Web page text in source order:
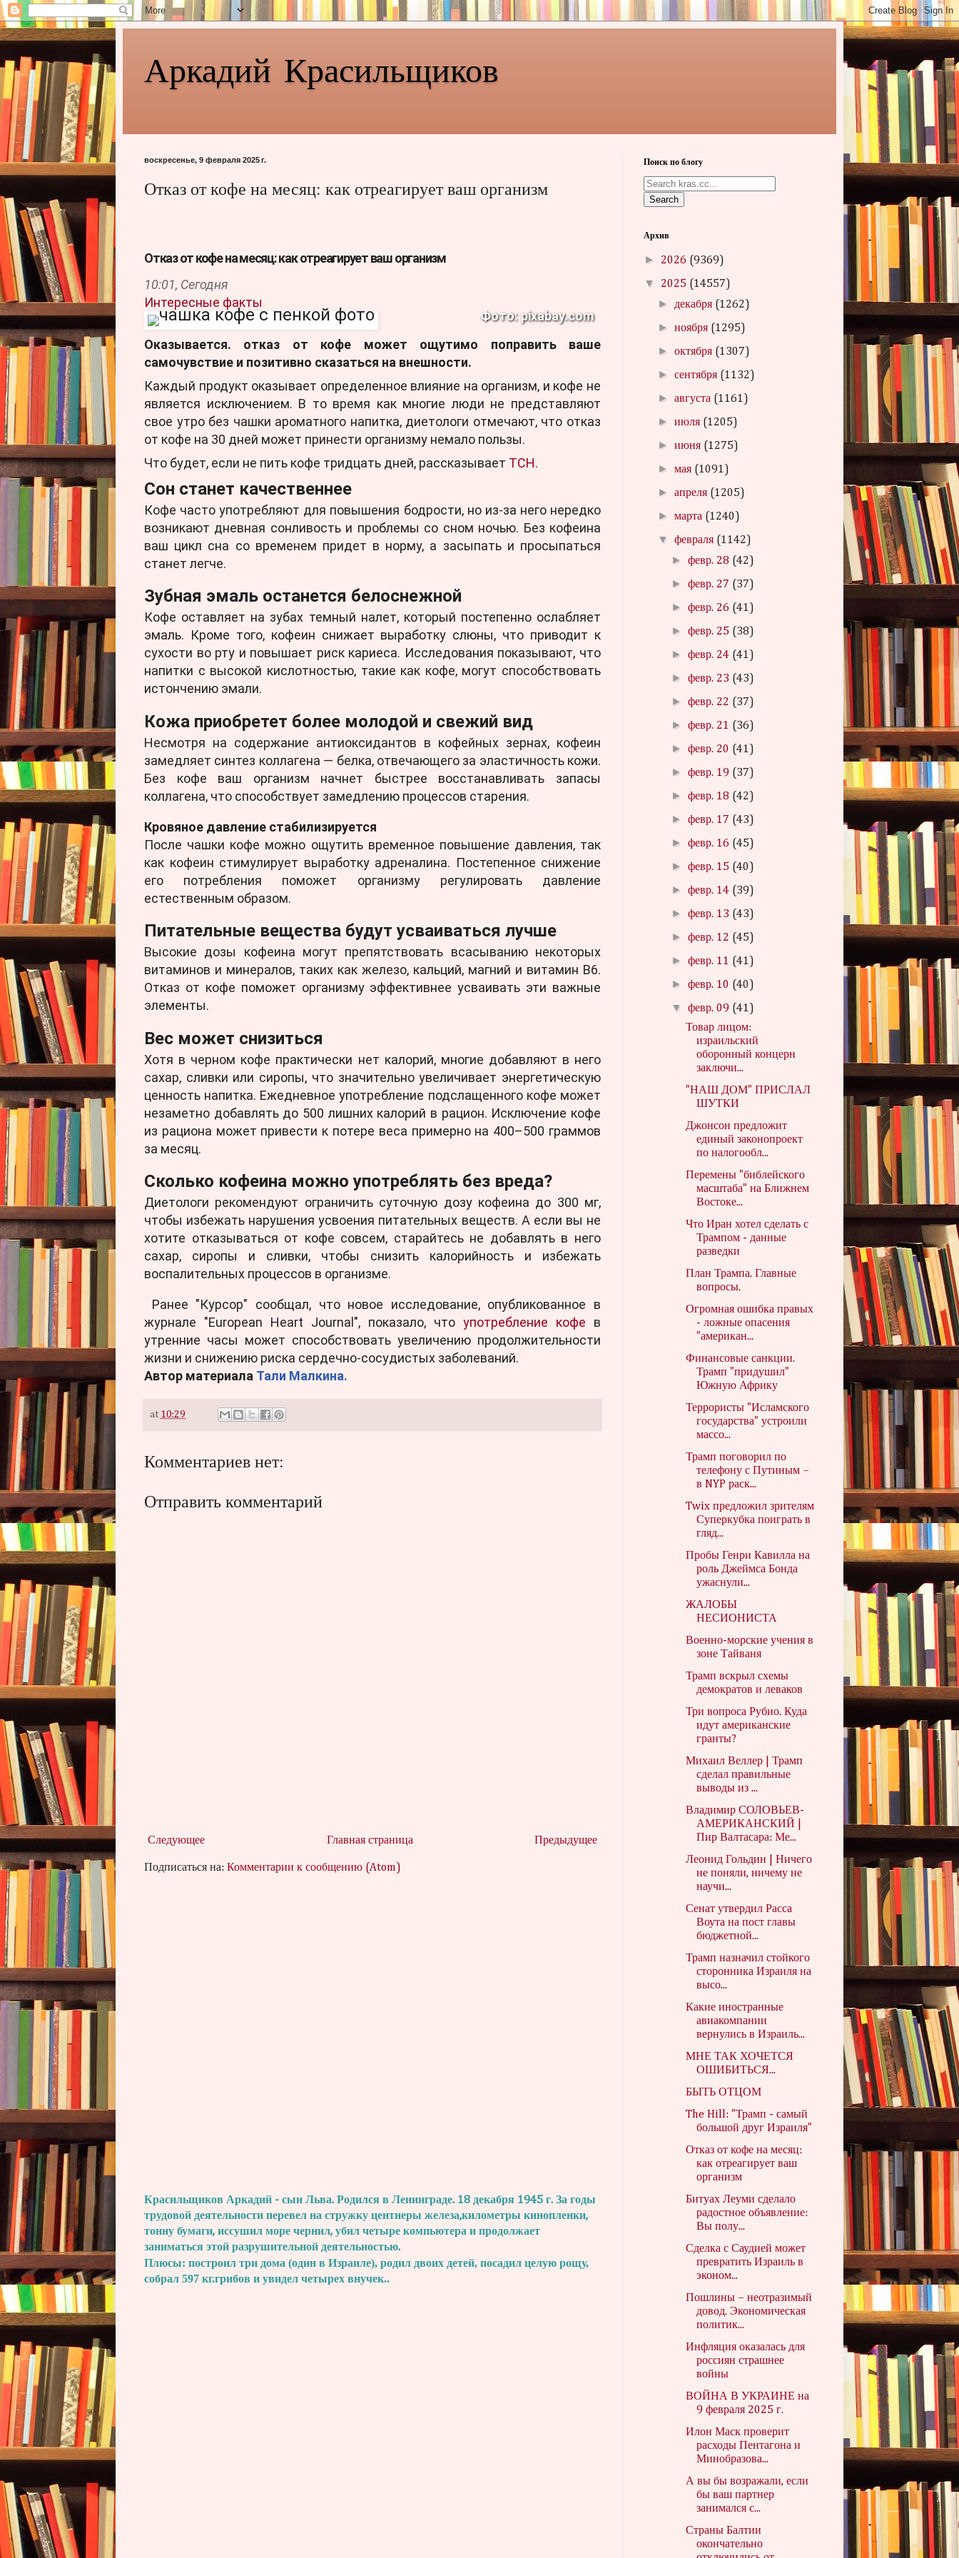
Аркадий Красильщиков
воскресенье, 9 февраля 2025 г.
Отказ от кофе на месяц: как отреагирует ваш организм
Отказ от кофе на месяц: как отреагирует ваш организм
10:01, Сегодня
Интересные факты
Фото: pixabay.com
Оказывается. отказ от кофе может ощутимо поправить ваше
самочувствие и позитивно сказаться на внешности.
Каждый продукт оказывает определенное влияние на организм, и кофе не
является исключением. В то время как многие люди не представляют
свое утро без чашки ароматного напитка, диетологи отмечают, что отказ
от кофе на 30 дней может принести организму немало пользы.
Что будет, если не пить кофе тридцать дней, рассказывает ТСН.
Сон станет качественнее
Кофе часто употребляют для повышения бодрости, но из-за него нередко
возникают дневная сонливость и проблемы со сном ночью. Без кофеина
ваш цикл сна со временем придет в норму, а засыпать и просыпаться
станет легче.
Зубная эмаль останется белоснежной
Кофе оставляет на зубах темный налет, который постепенно ослабляет
эмаль. Кроме того, кофеин снижает выработку слюны, что приводит к
сухости во рту и повышает риск кариеса. Исследования показывают, что
напитки с высокой кислотностью, такие как кофе, могут способствовать
истончению эмали.
Кожа приобретет более молодой и свежий вид
Несмотря на содержание антиоксидантов в кофейных зернах, кофеин
замедляет синтез коллагена — белка, отвечающего за эластичность кожи.
Без кофе ваш организм начнет быстрее восстанавливать запасы
коллагена, что способствует замедлению процессов старения.
Кровяное давление стабилизируется
После чашки кофе можно ощутить временное повышение давления, так
как кофеин стимулирует выработку адреналина. Постепенное снижение
его потребления поможет организму регулировать давление
естественным образом.
Питательные вещества будут усваиваться лучше
Высокие дозы кофеина могут препятствовать всасыванию некоторых
витаминов и минералов, таких как железо, кальций, магний и витамин B6.
Отказ от кофе поможет организму эффективнее усваивать эти важные
элементы.
Вес может снизиться
Хотя в черном кофе практически нет калорий, многие добавляют в него
сахар, сливки или сиропы, что значительно увеличивает энергетическую
ценность напитка. Ежедневное употребление подслащенного кофе может
незаметно добавлять до 500 лишних калорий в рацион. Исключение кофе
из рациона может привести к потере веса примерно на 400–500 граммов
за месяц.
Сколько кофеина можно употреблять без вреда?
Диетологи рекомендуют ограничить суточную дозу кофеина до 300 мг,
чтобы избежать нарушения усвоения питательных веществ. А если вы не
хотите отказываться от кофе совсем, старайтесь не добавлять в него
сахар, сиропы и сливки, чтобы снизить калорийность и избежать
воспалительных процессов в организме.
Ранее "Курсор" сообщал, что новое исследование, опубликованное в
журнале "European Heart Journal", показало, что употребление кофе в
утренние часы может способствовать увеличению продолжительности
жизни и снижению риска сердечно-сосудистых заболеваний.
Автор материала Тали Малкина.
at 10:29
Комментариев нет:
Отправить комментарий
Следующее Предыдущее
Главная страница
Подписаться на: Комментарии к сообщению (Atom)
Красильщиков Аркадий - сын Льва. Родился в Ленинграде. 18 декабря 1945 г. За годы
трудовой деятельности перевел на стружку центнеры железа,километры кинопленки,
тонну бумаги, иссушил море чернил, убил четыре компьютера и продолжает
заниматься этой разрушительной деятельностью.
Плюсы: построил три дома (один в Израиле), родил двоих детей, посадил целую рощу,
собрал 597 кг.грибов и увидел четырех внучек..
Поиск по блогу
Search
Архив
► 2026 (9369)
▼ 2025 (14557)
► декабря (1262)
►ноября (1295)
►октября (1307)
►сентября (1132)
►августа (1161)
►июля (1205)
►июня (1275)
►мая (1091)
►апреля (1205)
►марта (1240)
▼февраля (1142)
►февр. 28 (42)
►февр. 27 (37)
►февр. 26 (41)
►февр. 25 (38)
►февр. 24 (41)
►февр. 23 (43)
►февр. 22 (37)
►февр. 21 (36)
►февр. 20 (41)
►февр. 19 (37)
►февр. 18 (42)
►февр. 17 (43)
►февр. 16 (45)
►февр. 15 (40)
►февр. 14 (39)
►февр. 13 (43)
►февр. 12 (45)
►февр. 11 (41)
►февр. 10 (40)
▼февр. 09 (41)
Товар лицом:
израильский
оборонный концерн
заключи...
"НАШ ДОМ" ПРИСЛАЛ
ШУТКИ
Джонсон предложит
единый законопроект
по налогообл...
Перемены "библейского
масштаба" на Ближнем
Востоке...
Что Иран хотел сделать с
Трампом - данные
разведки
План Трампа. Главные
вопросы.
Огромная ошибка правых
- ложные опасения
"американ...
Финансовые санкции.
Трамп "придушил"
Южную Африку
Террористы "Исламского
государства" устроили
массо...
Трамп поговорил по
телефону с Путиным –
в NYP раск...
Twix предложил зрителям
Суперкубка поиграть в
гляд...
Пробы Генри Кавилла на
роль Джеймса Бонда
ужаснули...
ЖАЛОБЫ
НЕСИОНИСТА
Военно-морские учения в
зоне Тайваня
Трамп вскрыл схемы
демократов и леваков
Три вопроса Рубио. Куда
идут американские
гранты?
Михаил Веллер | Трамп
сделал правильные
выводы из ...
Владимир СОЛОВЬЕВ-
АМЕРИКАНСКИЙ |
Пир Валтасара: Ме...
Леонид Гольдин | Ничего
не поняли, ничему не
научи...
Сенат утвердил Расса
Воута на пост главы
бюджетной...
Трамп назначил стойкого
сторонника Израиля на
высо...
Какие иностранные
авиакомпании
вернулись в Израиль...
МНЕ ТАК ХОЧЕТСЯ
ОШИБИТЬСЯ...
БЫТЬ ОТЦОМ
The Hill: "Трамп - самый
большой друг Израиля"
Отказ от кофе на месяц:
как отреагирует ваш
организм
Битуах Леуми сделало
радостное объявление:
Вы полу...
Сделка с Саудией может
превратить Израиль в
эконом...
Пошлины – неотразимый
довод. Экономическая
политик...
Инфляция оказалась для
россиян страшнее
войны
ВОЙНА В УКРАИНЕ на
9 февраля 2025 г.
Илон Маск проверит
расходы Пентагона и
Минобразова...
А вы бы возражали, если
бы ваш партнер
занимался с...
Страны Балтии
окончательно